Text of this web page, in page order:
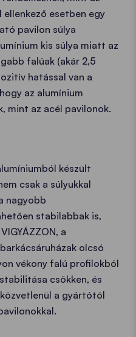
ellenkező esetben egy
pavilon súlya
kis súlya miatt az
falúak (akár 2,5
hatással van a
az alumínium
mint az acél pavilonok.
készült
csak a súlyukkal
nagyobb
stabilabbak is,
a
olcsó
vékony falú profilokból
csökken, és
a gyártótól